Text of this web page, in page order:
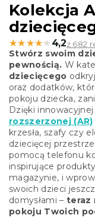
Kolekcja
★★★★★
★★★★★ 4,2z 682
Stwórz swoim
pewnością. W
dziecięcego
oraz dodatków,
pokoju dziecka,
Dzięki
rozszerzonej (AR)
krzesła, szafy czy
dziecięcej
pomocą telefonu
inspirujące
magazynie, i
swoich dzieci
domysłami – teraz
pokoju Twoich